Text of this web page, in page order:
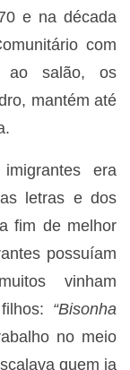
e na década
com
ao salão, os
mantém até
era
letras e dos
fim de melhor
possuíam
vinham
“Bisonha
no meio
quem ia